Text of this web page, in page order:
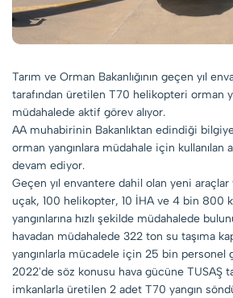
Tarım ve Orman Bakanlığının geçen yıl
tarafından üretilen T70 helikopteri orman
müdahalede aktif görev alıyor.
AA muhabirinin Bakanlıktan edindiği
orman yangınlara müdahale için kullanılan
devam ediyor.
Geçen yıl envantere dahil olan yeni
uçak, 100 helikopter, 10 İHA ve 4 bin 800
yangınlarına hızlı şekilde müdahalede
havadan müdahalede 322 ton su taşıma
yangınlarla mücadele için 25 bin personel
2022'de söz konusu hava gücüne TUSAŞ
imkanlarla üretilen 2 adet T70 yangın